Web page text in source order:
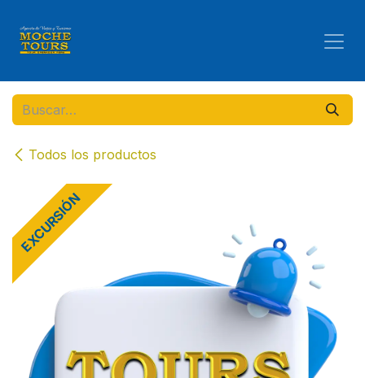
Todos los productos
EXCURSIÓN